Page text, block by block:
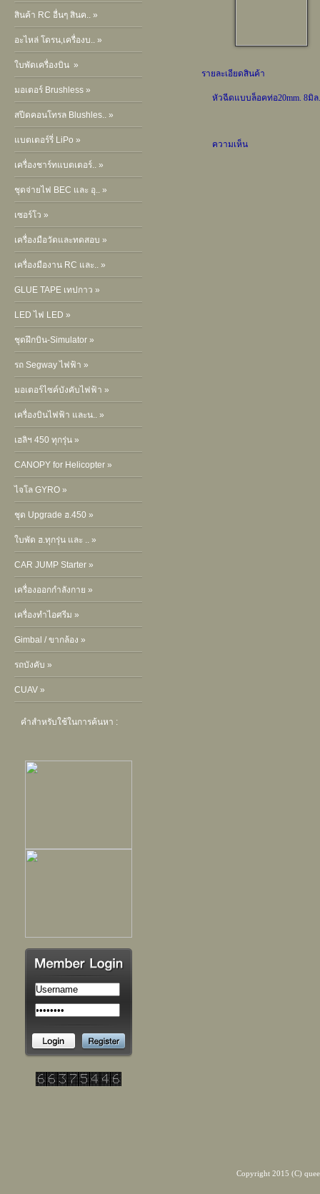
สินค้า RC อื่นๆ สินค.. »
อะไหล่ โดรน,เครื่องบ.. »
ใบพัดเครื่องบิน »
มอเตอร์ Brushless »
สปีดคอนโทรล Blushles.. »
แบตเตอร์รี่ LiPo »
เครื่องชาร์ทแบตเตอร์.. »
ชุดจ่ายไฟ BEC และ อุ.. »
เซอร์โว »
เครื่องมือวัดและทดสอบ »
เครื่องมืองาน RC และ.. »
GLUE TAPE เทปกาว »
LED ไฟ LED »
ชุดฝึกบิน-Simulator »
รถ Segway ไฟฟ้า »
มอเตอร์ไซค์บังคับไฟฟ้า »
เครื่องบินไฟฟ้า และน.. »
เฮลิฯ 450 ทุกรุ่น »
CANOPY for Helicopter »
ไจโล GYRO »
ชุด Upgrade ฮ.450 »
ใบพัด ฮ.ทุกรุ่น และ .. »
CAR JUMP Starter »
เครื่องออกกำลังกาย »
เครื่องทำไอศรีม »
Gimbal / ขากล้อง »
รถบังคับ »
CUAV »
คำสำหรับใช้ในการค้นหา :
รายละเอียดสินค้า
หัวฉีดแบบล็อคท่อ20mm. 8มิ
ความเห็น
Copyright 2015 (C)